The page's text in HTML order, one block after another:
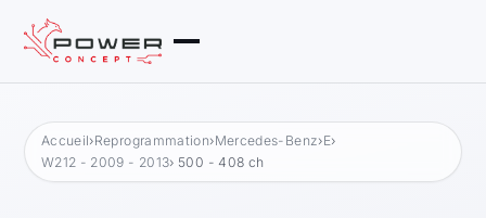
Accueil›Reprogrammation›Mercedes-Benz›E›
W212 - 2009 - 2013› 500 - 408 ch